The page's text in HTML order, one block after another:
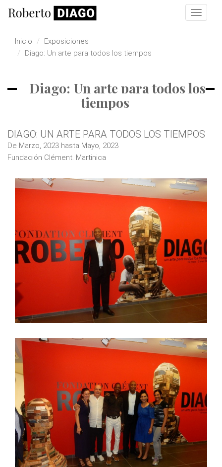
Pasar al contenido principal
Toggle
Inicio
Exposiciones
Diago: Un arte para todos los tiempos
Diago: Un arte para todos los
tiempos
DIAGO: UN ARTE PARA TODOS LOS TIEMPOS
De Marzo, 2023 hasta Mayo, 2023
Fundación Clément. Martinica